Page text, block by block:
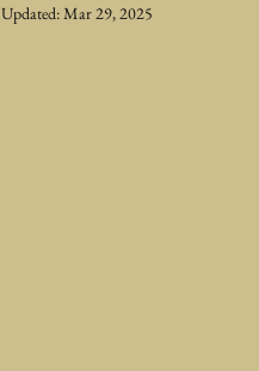
Updated:Mar 29, 2025